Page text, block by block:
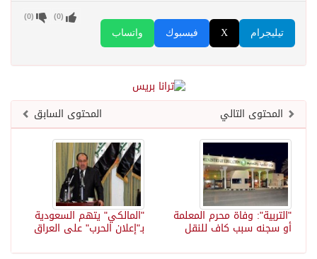
واتساب فيسبوك X تيليجرام
(
0
) (
0
)
المحتوى السابق المحتوى التالي
"المالكي" يتهم السعودية
بـ"إعلان الحرب" على العراق
"التربية": وفاة محرم المعلمة
أو سجنه سبب كاف للنقل